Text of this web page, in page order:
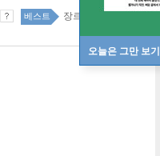
오늘은 그만 보기
베스트 장르소설 37위